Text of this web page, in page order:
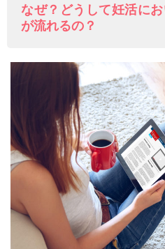
なぜ？どうして妊活に
が流れるの？